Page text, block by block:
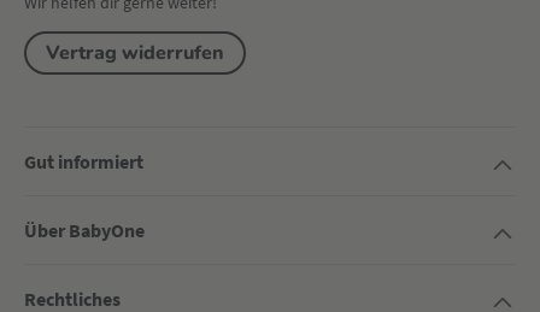
Vertrag widerrufen
Gut informiert
Über BabyOne
Rechtliches